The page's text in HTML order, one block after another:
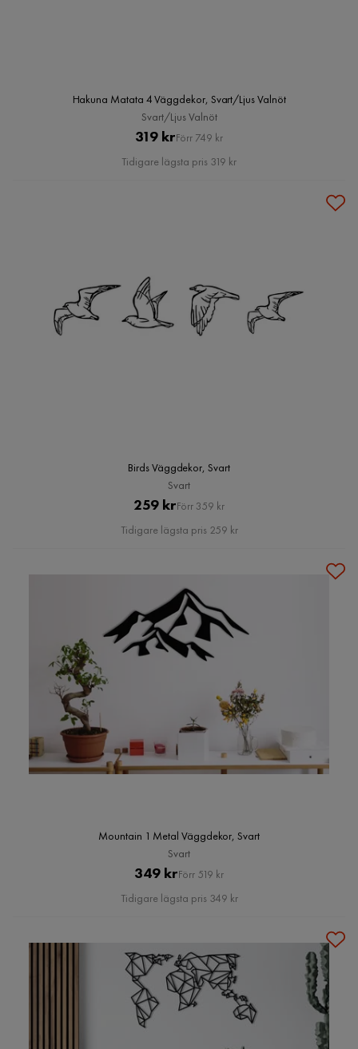
Hakuna Matata 4 Väggdekor, Svart/Ljus Valnöt
Svart/Ljus Valnöt
Pris
319 krOriginal
Pris
Förr 749 kr
Tidigare lägsta pris 319 kr
Birds Väggdekor, Svart
Svart
Pris
259 krOriginal
Pris
Förr 359 kr
Tidigare lägsta pris 259 kr
Mountain 1 Metal Väggdekor, Svart
Svart
Pris
349 krOriginal
Pris
Förr 519 kr
Tidigare lägsta pris 349 kr